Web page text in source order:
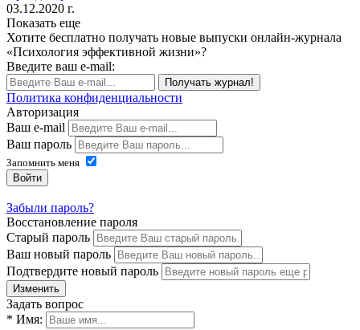
03.12.2020 г.
Показать еще
Хотите бесплатно получать новые выпуски онлайн-журнала
«Психология эффективной жизни»?
Введите ваш e-mail:
Получать журнал!
Политика конфиденциальности
Авторизация
Ваш e-mail
Ваш пароль
Запомнить меня
Войти
Забыли пароль?
Восстановление пароля
Старый пароль
Ваш новый пароль
Подтвердите новый пароль
Изменить
Задать вопрос
* Имя: